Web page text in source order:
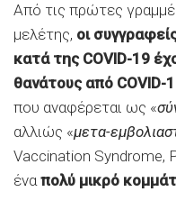
Από τις πρώτες
μελέτης, οι
κατά της COVID-19
θανάτους από COVID-
που αναφέρεται ως «
αλλιώς «μετα-
Vaccination Syndrome,
έναπολύ μικρό